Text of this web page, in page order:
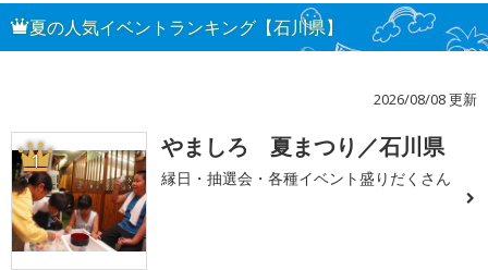
夏の人気イベントランキング【石川県】
2026/08/08 更新
1 やましろ 夏まつり／石川県
縁日・抽選会・各種イベント盛りだくさん